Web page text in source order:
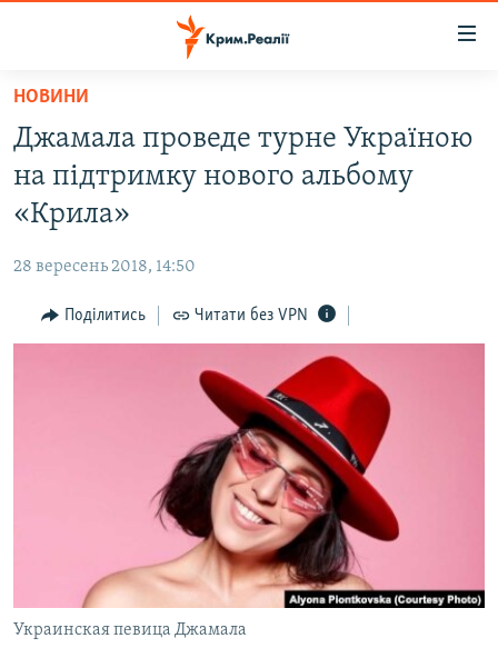
Перейти
основного
матеріалу
Перейти
до
основної
навігації
Перейти
до
ВОДА.КРИМ
ВІДЕО ТА ФОТО
БЛОГИ
ПОГЛЯД
ВІДЕОУРОКИ «ELIFBE»
СВІДЧЕННЯ ОКУПАЦІЇ
УКРАЇНСЬКА ПРОБЛЕМА КРИМУ
ІНФОГРАФІКА
ЯК ОБІЙТИ БЛОКУВАННЯ
Qırımtatar
ДОЛУЧАЙСЯ!
НОВИНИ
Джамала проведе турне Україною
на підтримку нового альбому
«Крила»
28 вересень 2018, 14:50
Поділитись Читати без VPN
Украинская певица Джамала